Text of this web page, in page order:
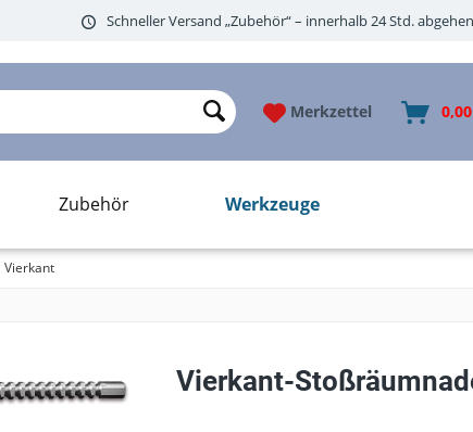
Schneller Versand „Zubehör“ – innerhalb 24 Std.
Merkzettel
Zubehör Werkzeuge
Vierkant
Vierkant-